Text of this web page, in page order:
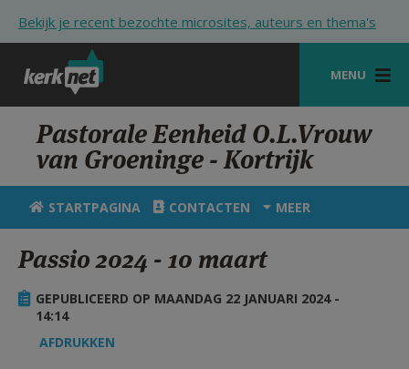
Bekijk je recent bezochte microsites, auteurs en thema's
MENU
STARTPAGINA
KERK
VIERINGEN
ZOEKEN
HULP
STARTPAGINA PORTAAL
Pastorale Eenheid O.L.Vrouw
van Groeninge - Kortrijk
STARTPAGINA CONTACTEN MEER
Passio 2024 - 10 maart
GEPUBLICEERD OP MAANDAG 22 JANUARI 2024 -
14:14
AFDRUKKEN